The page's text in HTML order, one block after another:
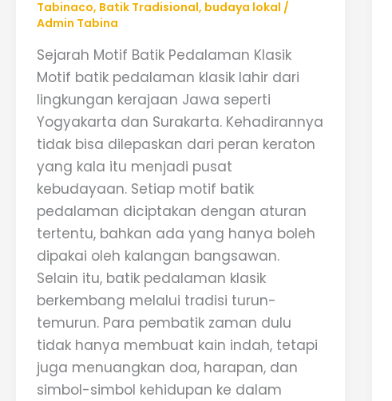
Tabinaco, Batik Tradisional, budaya lokal /
Admin Tabina
Sejarah Motif Batik Pedalaman Klasik
Motif batik pedalaman klasik lahir dari
lingkungan kerajaan Jawa seperti
Yogyakarta dan Surakarta. Kehadirannya
tidak bisa dilepaskan dari peran keraton
yang kala itu menjadi pusat
kebudayaan. Setiap motif batik
pedalaman diciptakan dengan aturan
tertentu, bahkan ada yang hanya boleh
dipakai oleh kalangan bangsawan.
Selain itu, batik pedalaman klasik
berkembang melalui tradisi turun-
temurun. Para pembatik zaman dulu
tidak hanya membuat kain indah, tetapi
juga menuangkan doa, harapan, dan
simbol-simbol kehidupan ke dalam